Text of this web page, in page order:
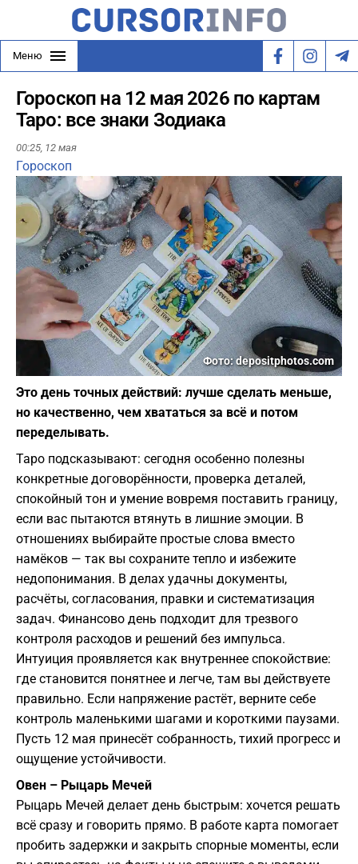
Меню
Гороскоп на 12 мая 2026 по картам
Таро: все знаки Зодиака
00:25, 12 мая
Гороскоп
Фото: depositphotos.com
Это день точных действий: лучше сделать меньше,
но качественно, чем хвататься за всё и потом
переделывать.
Таро подсказывают: сегодня особенно полезны
конкретные договорённости, проверка деталей,
спокойный тон и умение вовремя поставить границу,
если вас пытаются втянуть в лишние эмоции. В
отношениях выбирайте простые слова вместо
намёков — так вы сохраните тепло и избежите
недопонимания. В делах удачны документы,
расчёты, согласования, правки и систематизация
задач. Финансово день подходит для трезвого
контроля расходов и решений без импульса.
Интуиция проявляется как внутреннее спокойствие:
где становится понятнее и легче, там вы действуете
правильно. Если напряжение растёт, верните себе
контроль маленькими шагами и короткими паузами.
Пусть 12 мая принесёт собранность, тихий прогресс и
ощущение устойчивости.
Овен – Рыцарь Мечей
Рыцарь Мечей делает день быстрым: хочется решать
всё сразу и говорить прямо. В работе карта помогает
пробить задержки и закрыть спорные моменты, если